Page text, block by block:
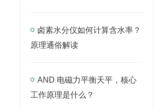
卤素水分仪如何计算含水率？
原理通俗解读
AND 电磁力平衡天平，核心
工作原理是什么？